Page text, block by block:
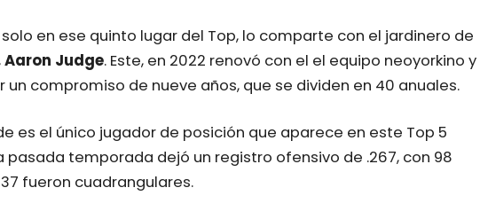
en ese quinto lugar del Top, lo comparte con el jardinero de
Aaron Judge. Este, en 2022 renovó con el el equipo neoyorkino y
un compromiso de nueve años, que se dividen en 40 anuales.
es el único jugador de posición que aparece en este Top 5
pasada temporada dejó un registro ofensivo de .267, con 98
fueron cuadrangulares.